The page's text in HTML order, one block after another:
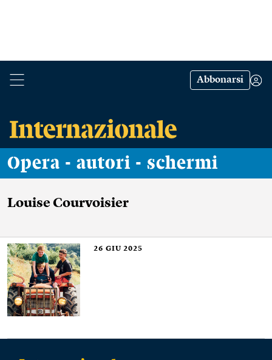
Abbonarsi
Opera - autori - schermi
Louise Courvoisier
26 GIU 2025